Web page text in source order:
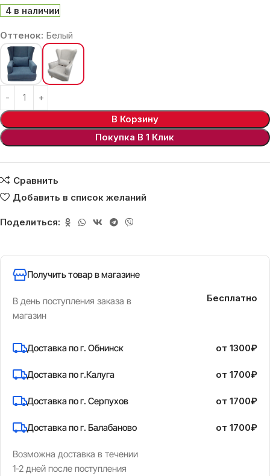
4 в наличии
Оттенок: Белый
В Корзину
Покупка В 1 Клик
Сравнить
Добавить в список желаний
Поделиться:
Получить товар в магазине
В день поступления заказа в
магазин
Бесплатно
Доставка по г. Обнинск
Доставка по г.Калуга
Доставка по г. Серпухов
Доставка по г. Балабаново
Возможна доставка в течении
1-2 дней после поступления
от 1300₽
от 1700₽
от 1700₽
от 1700₽